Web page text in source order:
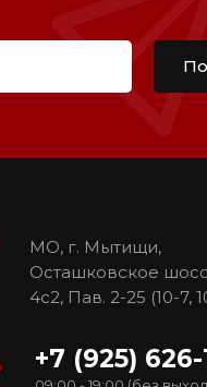
МО, г. Мытищи,
Осташковское
4с2, Пав. 2-25 (10-7,
+7 (925) 626-